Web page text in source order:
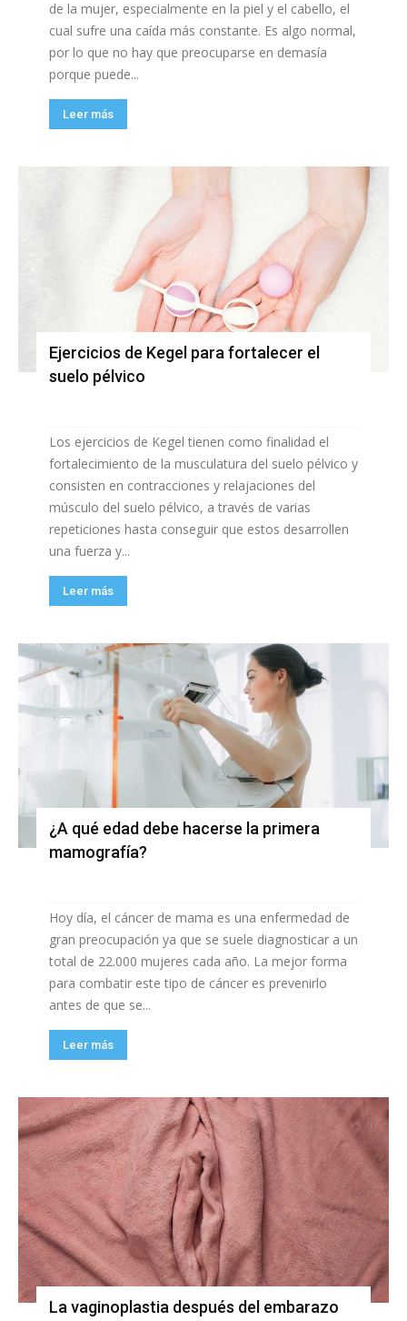
de la mujer, especialmente en la piel y el cabello, el
cual sufre una caída más constante. Es algo normal,
por lo que no hay que preocuparse en demasía
porque puede...
Leer más
Ejercicios de Kegel para fortalecer el
suelo pélvico
Los ejercicios de Kegel tienen como finalidad el
fortalecimiento de la musculatura del suelo pélvico y
consisten en contracciones y relajaciones del
músculo del suelo pélvico, a través de varias
repeticiones hasta conseguir que estos desarrollen
una fuerza y...
Leer más
¿A qué edad debe hacerse la primera
mamografía?
Hoy día, el cáncer de mama es una enfermedad de
gran preocupación ya que se suele diagnosticar a un
total de 22.000 mujeres cada año. La mejor forma
para combatir este tipo de cáncer es prevenirlo
antes de que se...
Leer más
La vaginoplastia después del embarazo